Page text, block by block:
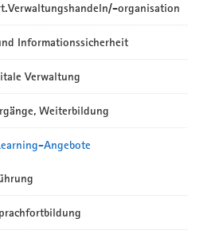
organisation
Informationssicherheit
Verwaltung
Weiterbildung
Angebote